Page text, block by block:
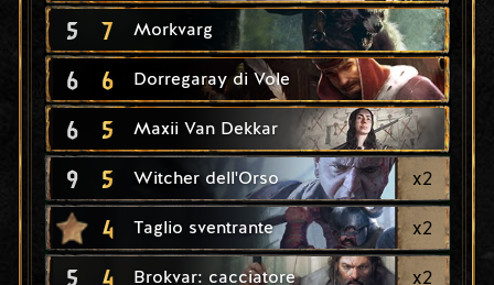
5 7 Morkvarg
6 6 Dorregaray di Vole
6 5 Maxii Van Dekkar
9 5 Witcher dell'Orso x2
4 Taglio sventrante x2
5 4 Brokvar: cacciatore x2